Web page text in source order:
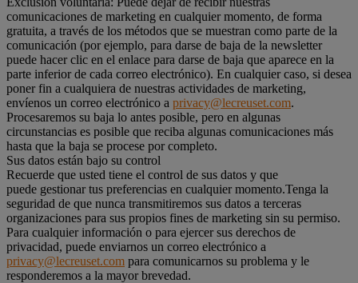
comunicaciones de marketing en cualquier momento, de forma
gratuita, a través de los métodos que se muestran como parte de la
comunicación (por ejemplo, para darse de baja de la newsletter
puede hacer clic en el enlace para darse de baja que aparece en la
parte inferior de cada correo electrónico). En cualquier caso, si desea
poner fin a cualquiera de nuestras actividades de marketing,
envíenos un correo electrónico a privacy@lecreuset.com.
Procesaremos su baja lo antes posible, pero en algunas
circunstancias es posible que reciba algunas comunicaciones más
hasta que la baja se procese por completo.
Sus datos están bajo su control
Recuerde que usted tiene el control de sus datos y que
puede gestionar tus preferencias en cualquier momento.Tenga la
seguridad de que nunca transmitiremos sus datos a terceras
organizaciones para sus propios fines de marketing sin su permiso.
Para cualquier información o para ejercer sus derechos de
privacidad, puede enviarnos un correo electrónico a
privacy@lecreuset.com para comunicarnos su problema y le
responderemos a la mayor brevedad.